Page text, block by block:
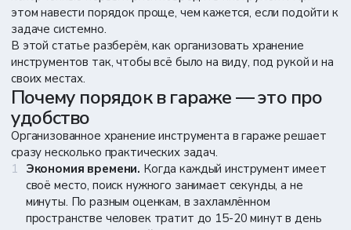
этом навести порядок проще, чем кажется, если подойти к
задаче системно.
В этой статье разберём, как организовать хранение
инструментов так, чтобы всё было на виду, под рукой и на
своих местах.
Почему порядок в гараже — это про
удобство
Организованное хранение инструмента в гараже решает
сразу несколько практических задач.
Экономия времени. Когда каждый инструмент имеет
своё место, поиск нужного занимает секунды, а не
минуты. По разным оценкам, в захламлённом
пространстве человек тратит до 15-20 минут в день